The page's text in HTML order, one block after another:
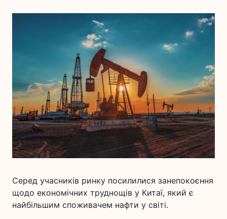
Серед учасників ринку посилилися занепокоєння
щодо економічних труднощів у Китаї, який є
найбільшим споживачем нафти у світі.